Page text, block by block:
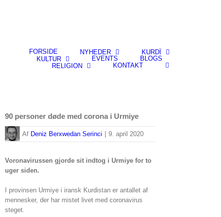
FORSIDE NYHEDER
KURDÎ
KULTUR
EVENTS
BLOGS
RELIGION
KONTAKT
90 personer døde med corona i Urmiye
By Deniz Berxwedan Serinci 9. april 2020
Voronavirussen gjorde sit indtog i Urmiye for to
uger siden.
I provinsen Urmiye i iransk Kurdistan er antallet af
mennesker, der har mistet livet med coronavirus
steget.